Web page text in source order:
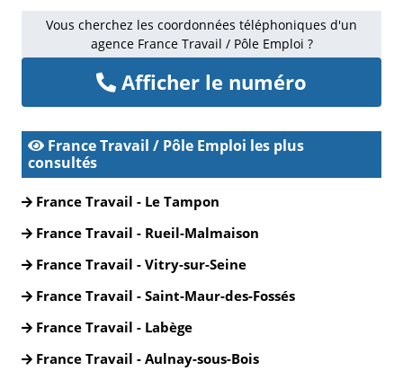
Vous cherchez les coordonnées téléphoniques d'un
agence France Travail / Pôle Emploi ?
Afficher le numéro
France Travail / Pôle Emploi les plus
consultés
France Travail - Le Tampon
France Travail - Rueil-Malmaison
France Travail - Vitry-sur-Seine
France Travail - Saint-Maur-des-Fossés
France Travail - Labège
France Travail - Aulnay-sous-Bois